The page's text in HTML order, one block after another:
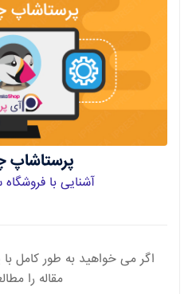
آشنایی با
اگر می خواهید به طور کامل
مقاله را